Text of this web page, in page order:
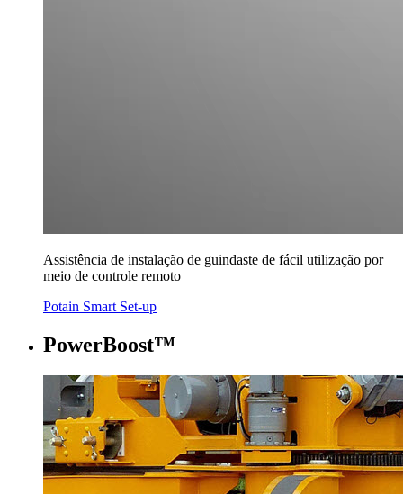
Assistência de instalação de guindaste de fácil utilização por
meio de controle remoto
Potain Smart Set-up
PowerBoost™